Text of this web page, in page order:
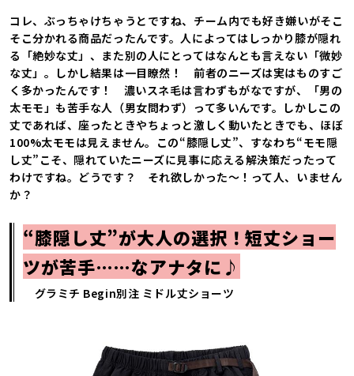
コレ、ぶっちゃけちゃうとですね、チーム内でも好き嫌いがそこ
そこ分かれる商品だったんです。人によってはしっかり膝が隠れ
る「絶妙な丈」、また別の人にとってはなんとも言えない「微妙
な丈」。しかし結果は一目瞭然！ 前者のニーズは実はものすご
く多かったんです！ 濃いスネ毛は言わずもがなですが、「男の
太モモ」も苦手な人（男女問わず）って多いんです。しかしこの
丈であれば、座ったときやちょっと激しく動いたときでも、ほぼ
100%太モモは見えません。この“膝隠し丈”、すなわち“モモ隠
し丈”こそ、隠れていたニーズに見事に応える解決策だったって
わけですね。どうです？ それ欲しかった～！って人、いません
か？
“膝隠し丈”が大人の選択！短丈ショー
ツが苦手……なアナタに♪
グラミチ Begin別注 ミドル丈ショーツ